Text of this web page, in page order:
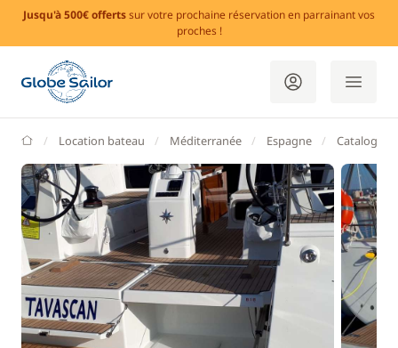
Jusqu'à 500€ offertssur votre prochaine réservation en parrainant vos
proches !
GlobeSailor
Location bateau Méditerranée Espagne Catalogne